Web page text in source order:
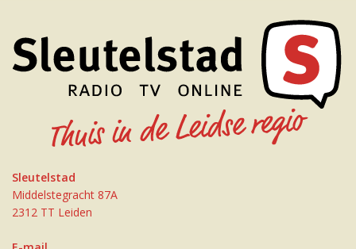
Sleutelstad
Middelstegracht 87A
2312 TT Leiden